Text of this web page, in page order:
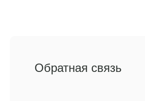
Обратная связь